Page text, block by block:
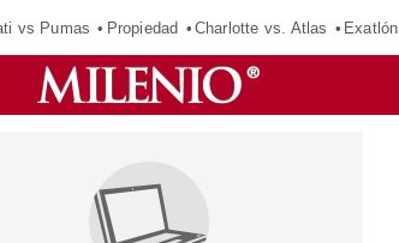
vs Pumas Propiedad Charlotte vs. Atlas Exatlón